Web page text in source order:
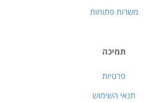
משרות פתוחות
תמיכה
פרטיות
תנאי השימוש